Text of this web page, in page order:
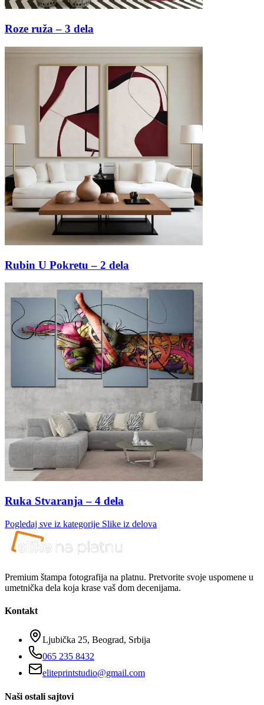
Roze ruža – 3 dela
Rubin U Pokretu – 2 dela
Ruka Stvaranja – 4 dela
Pogledaj sve iz kategorije Slike iz delova
Premium štampa fotografija na platnu. Pretvorite svoje uspomene u
umetnička dela koja krase vaš dom decenijama.
Kontakt
Ljubička 25, Beograd, Srbija
065 235 8432
eliteprintstudio@gmail.com
Naši ostali sajtovi